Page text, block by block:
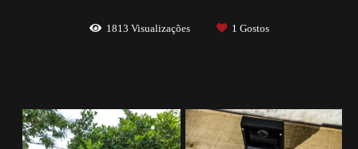
1813 Visualizações 1 Gostos